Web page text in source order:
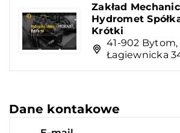
Zakład
Hydromet
Krótki
41-902 Bytom,
Łagiewnicka
Dane kontakowe